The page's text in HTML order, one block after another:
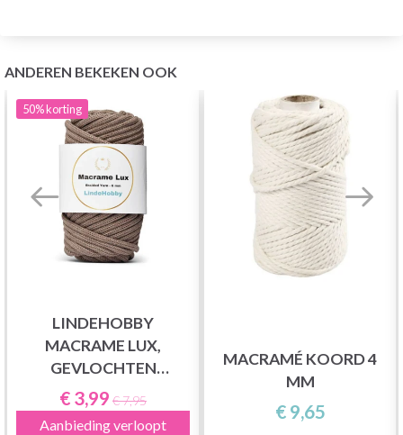
ANDEREN BEKEKEN OOK
50%korting
LINDEHOBBY
MACRAME LUX,
GEVLOCHTEN
MACRAMÉKOORD, 6
MM
€ 3,99 € 7,95
Aanbieding verloopt
MACRAMÉ KOORD 4
MM
€ 9,65